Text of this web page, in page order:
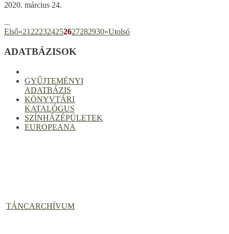
2020. március 24.
...
Első«21 222324252627282930»Utolsó
ADATBÁZISOK
GYŰJTEMÉNYI
ADATBÁZIS
KÖNYVTÁRI
KATALÓGUS
SZÍNHÁZÉPÜLETEK
EUROPEANA
TÁNCARCHÍVUM